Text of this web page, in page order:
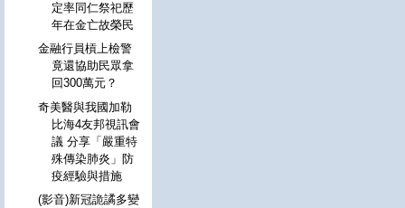
定率同仁祭祀歷
年在金亡故榮民
金融行員槓上檢警
竟還協助民眾拿
回300萬元？
奇美醫與我國加勒
比海4友邦視訊會
議 分享「嚴重特
殊傳染肺炎」防
疫經驗與措施
(影音)新冠詭譎多變